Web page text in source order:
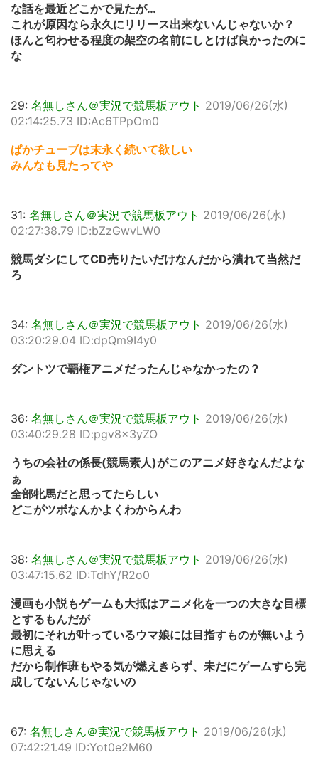
な話を最近どこかで見たが…
これが原因なら永久にリリース出来ないんじゃないか？
ほんと匂わせる程度の架空の名前にしとけば良かったのに
な
29: 名無しさん＠実況で競馬板アウト 2019/06/26(水)
02:14:25.73 ID:Ac6TPpOm0
ぱかチューブは末永く続いて欲しい
みんなも見たってや
31: 名無しさん＠実況で競馬板アウト 2019/06/26(水)
02:27:38.79 ID:bZzGwvLW0
競馬ダシにしてCD売りたいだけなんだから潰れて当然だ
ろ
34: 名無しさん＠実況で競馬板アウト 2019/06/26(水)
03:20:29.04 ID:dpQm9I4y0
ダントツで覇権アニメだったんじゃなかったの？
36: 名無しさん＠実況で競馬板アウト 2019/06/26(水)
03:40:29.28 ID:pgv8x3yZO
うちの会社の係長(競馬素人)がこのアニメ好きなんだよな
ぁ
全部牝馬だと思ってたらしい
どこがツボなんかよくわからんわ
38: 名無しさん＠実況で競馬板アウト 2019/06/26(水)
03:47:15.62 ID:TdhY/R2o0
漫画も小説もゲームも大抵はアニメ化を一つの大きな目標
とするもんだが
最初にそれが叶っているウマ娘には目指すものが無いよう
に思える
だから制作班もやる気が燃えきらず、未だにゲームすら完
成してないんじゃないの
67: 名無しさん＠実況で競馬板アウト 2019/06/26(水)
07:42:21.49 ID:Yot0e2M60